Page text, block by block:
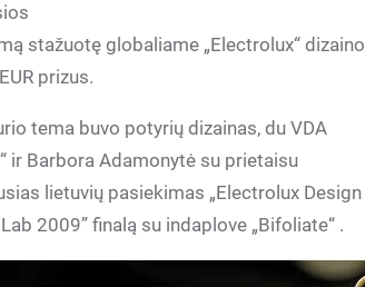
stažuotę globaliame „Electrolux“ dizaino
prizus.
tema buvo potyrių dizainas, du VDA
ir Barbora Adamonytė su prietaisu
lietuvių pasiekimas „Electrolux Design
2009” finalą su indaplove „Bifoliate“ .